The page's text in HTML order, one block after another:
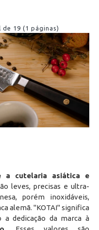
a cutelaria asiática e
leves, precisas e ultra-
porém inoxidáveis,
alemã. "KOTAI" significa
dedicação da marca à
19 (1 páginas)